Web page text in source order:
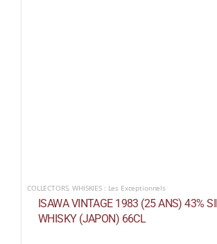
COLLECTORS,WHISKIES : Les Exceptionnels
ISAWA VINTAGE 1983 (25 ANS) 43%
WHISKY (JAPON) 66CL